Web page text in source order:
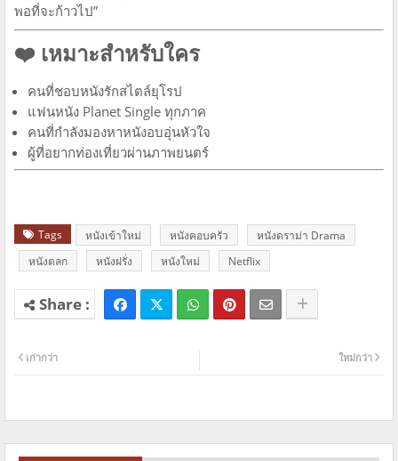
พอที่จะก้าวไป”
❤️ เหมาะสำหรับใคร
คนที่ชอบหนังรักสไตล์ยุโรป
แฟนหนัง Planet Single ทุกภาค
คนที่กำลังมองหาหนังอบอุ่นหัวใจ
ผู้ที่อยากท่องเที่ยวผ่านภาพยนตร์
Tags หนังเข้าใหม่ หนังคอบครัว
หนังดราม่า Drama
หนังตลก
หนังฝรั่ง หนังใหม่ Netflix
ใหม่กว่า
เก่ากว่า